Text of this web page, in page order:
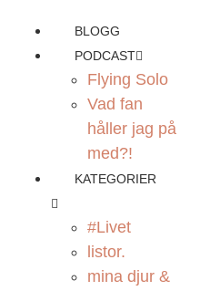
BLOGG
PODCAST
Flying Solo
Vad fan
håller jag på
med?!
KATEGORIER
#Livet
listor.
mina djur &